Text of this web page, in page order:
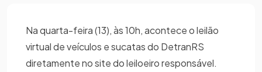
Na quarta-feira (13), às 10h, acontece o leilão
virtual de veículos e sucatas do DetranRS
diretamente no site do leiloeiro responsável.